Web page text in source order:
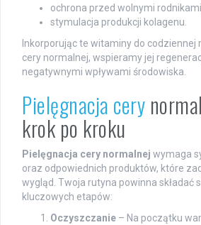
ochrona przed wolnymi
stymulacja produkcji kolagenu.
Inkorporując te witaminy do codziennej
cery normalnej, wspieramy jej
negatywnymi wpływami środowiska.
Pielęgnacja cery
krok po kroku
Pielęgnacja cery normalnej wymaga
oraz odpowiednich produktów, które
wygląd. Twoja rutyna powinna składać
kluczowych etapów:
Oczyszczanie – Na początku